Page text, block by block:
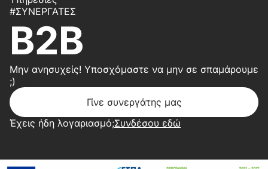
#ΣΥΝΕΡΓΆΤΕΣ
B2B
Μην ανησυχείς! Υποσχόμαστε να μην σε σπαμάρουμε
;)
Γίνε συνεργάτης μας
Έχεις ήδη λογαριασμό;Συνδέσου εδώ